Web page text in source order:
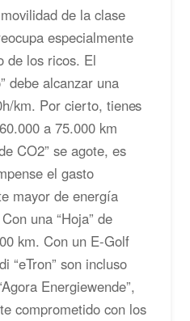
de la clase
especialmente
de los ricos. El
debe alcanzar una
km. Por cierto, tienes
a 75.000 km
CO2” se agote, es
el gasto
mayor de energía
una “Hoja” de
km. Con un E-Golf
“eTron” son incluso
Energiewende”,
comprometido con los